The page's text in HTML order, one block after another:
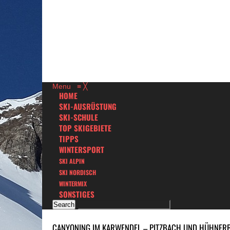
Menu ≡ ╳
HOME
SKI-AUSRÜSTUNG
SKI-SCHULE
TOP SKIGEBIETE
TIPPS
WINTERSPORT
SKI ALPIN
SKI NORDISCH
WINTERMIX
SONSTIGES